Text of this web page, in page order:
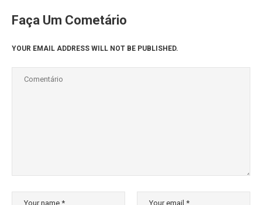
Faça Um Cometário
YOUR EMAIL ADDRESS WILL NOT BE PUBLISHED.